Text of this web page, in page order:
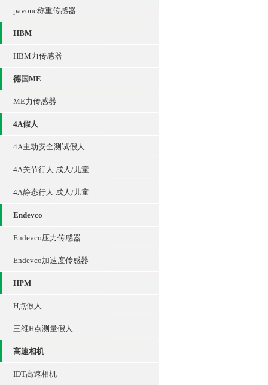
pavone称重传感器
HBM
HBM力传感器
德国ME
ME力传感器
4A假人
4A主动安全测试假人
4A关节行人 成人/儿童
4A静态行人 成人/儿童​
Endevco
Endevco压力传感器
Endevco加速度传感器
HPM
H点假人
三维H点测量假人
高速相机
IDT高速相机